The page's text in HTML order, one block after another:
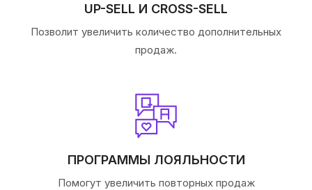
UP-SELL И CROSS-SELL
Позволит увеличить количество дополнительных
продаж.
ПРОГРАММЫ ЛОЯЛЬНОСТИ
Помогут увеличить повторных продаж